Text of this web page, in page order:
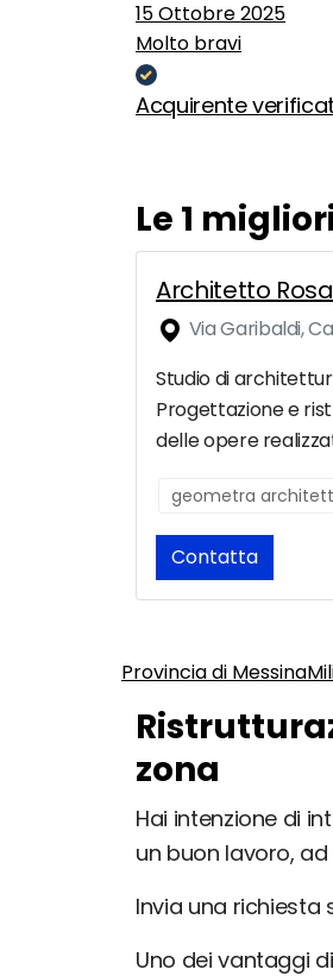
15 Ottobre 2025
Molto bravi
Acquirente
Le 1
Architetto
Via Garibaldi,
Studio di
Progettazione e
delle opere
geometra
Contatta
Provincia di Messina
zona
Hai intenzione di
un buon lavoro,
Invia una richiesta
Uno dei vantaggi di